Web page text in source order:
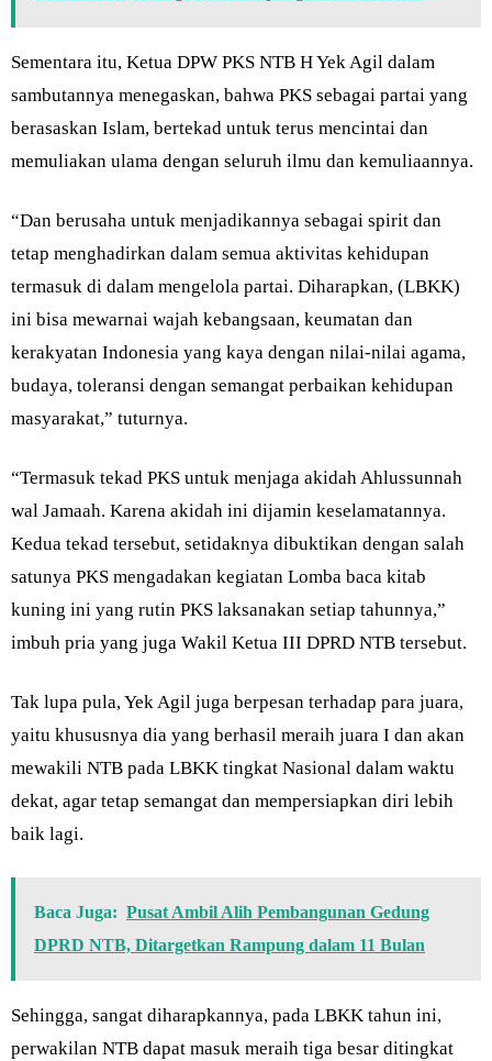
Sementara itu, Ketua DPW PKS NTB H Yek Agil dalam
sambutannya menegaskan, bahwa PKS sebagai partai yang
berasaskan Islam, bertekad untuk terus mencintai dan
memuliakan ulama dengan seluruh ilmu dan kemuliaannya.
“Dan berusaha untuk menjadikannya sebagai spirit dan
tetap menghadirkan dalam semua aktivitas kehidupan
termasuk di dalam mengelola partai. Diharapkan, (LBKK)
ini bisa mewarnai wajah kebangsaan, keumatan dan
kerakyatan Indonesia yang kaya dengan nilai-nilai agama,
budaya, toleransi dengan semangat perbaikan kehidupan
masyarakat,” tuturnya.
“Termasuk tekad PKS untuk menjaga akidah Ahlussunnah
wal Jamaah. Karena akidah ini dijamin keselamatannya.
Kedua tekad tersebut, setidaknya dibuktikan dengan salah
satunya PKS mengadakan kegiatan Lomba baca kitab
kuning ini yang rutin PKS laksanakan setiap tahunnya,”
imbuh pria yang juga Wakil Ketua III DPRD NTB tersebut.
Tak lupa pula, Yek Agil juga berpesan terhadap para juara,
yaitu khususnya dia yang berhasil meraih juara I dan akan
mewakili NTB pada LBKK tingkat Nasional dalam waktu
dekat, agar tetap semangat dan mempersiapkan diri lebih
baik lagi.
Baca Juga: Pusat Ambil Alih Pembangunan Gedung
DPRD NTB, Ditargetkan Rampung dalam 11 Bulan
Sehingga, sangat diharapkannya, pada LBKK tahun ini,
perwakilan NTB dapat masuk meraih tiga besar ditingkat